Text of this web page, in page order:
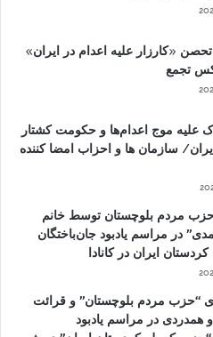
«کارزار علیه اعدام در ایران»
تجمع
علیه موج اعدام‌ها و حکومت کشتار
سازمان ها و احزاب امضا کننده
حزب مردم بلوچستان توسط خانم
در مراسم یادبود جان‌باختگان
ایران در کانادا
“حزب مردم بلوچستان” و قرائت
همدردی در مراسم یادبود